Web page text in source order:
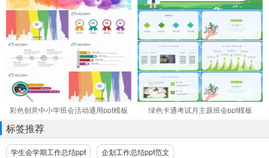
彩色创意中小学班会活动通用ppt模板 绿色卡通考试月主题班会ppt模板
标签推荐
学生会学期工作总结ppt 企划工作总结ppt范文